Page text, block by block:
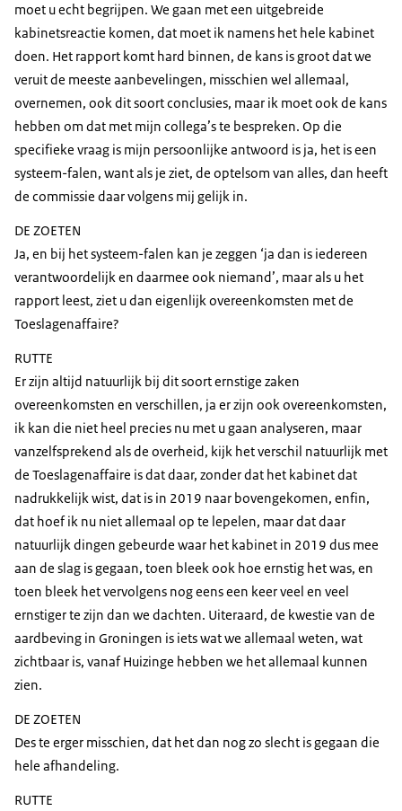
moet u echt begrijpen. We gaan met een uitgebreide
kabinetsreactie komen, dat moet ik namens het hele kabinet
doen. Het rapport komt hard binnen, de kans is groot dat we
veruit de meeste aanbevelingen, misschien wel allemaal,
overnemen, ook dit soort conclusies, maar ik moet ook de kans
hebben om dat met mijn collega’s te bespreken. Op die
specifieke vraag is mijn persoonlijke antwoord is ja, het is een
systeem-falen, want als je ziet, de optelsom van alles, dan heeft
de commissie daar volgens mij gelijk in.
DE ZOETEN
Ja, en bij het systeem-falen kan je zeggen ‘ja dan is iedereen
verantwoordelijk en daarmee ook niemand’, maar als u het
rapport leest, ziet u dan eigenlijk overeenkomsten met de
Toeslagenaffaire?
RUTTE
Er zijn altijd natuurlijk bij dit soort ernstige zaken
overeenkomsten en verschillen, ja er zijn ook overeenkomsten,
ik kan die niet heel precies nu met u gaan analyseren, maar
vanzelfsprekend als de overheid, kijk het verschil natuurlijk met
de Toeslagenaffaire is dat daar, zonder dat het kabinet dat
nadrukkelijk wist, dat is in 2019 naar bovengekomen, enfin,
dat hoef ik nu niet allemaal op te lepelen, maar dat daar
natuurlijk dingen gebeurde waar het kabinet in 2019 dus mee
aan de slag is gegaan, toen bleek ook hoe ernstig het was, en
toen bleek het vervolgens nog eens een keer veel en veel
ernstiger te zijn dan we dachten. Uiteraard, de kwestie van de
aardbeving in Groningen is iets wat we allemaal weten, wat
zichtbaar is, vanaf Huizinge hebben we het allemaal kunnen
zien.
DE ZOETEN
Des te erger misschien, dat het dan nog zo slecht is gegaan die
hele afhandeling.
RUTTE